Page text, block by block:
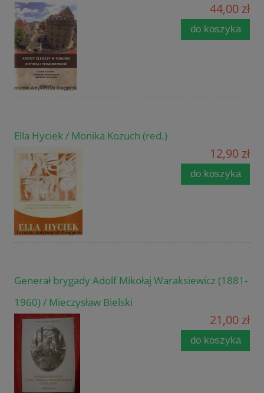
44,00 zł
do koszyka
Ella Hyciek / Monika Kozuch (red.)
12,90 zł
do koszyka
Generał brygady Adolf Mikołaj Waraksiewicz (1881-
1960) / Mieczysław Bielski
21,00 zł
do koszyka